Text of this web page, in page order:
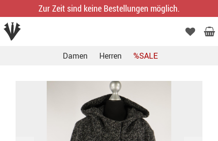
Zur Zeit sind keine Bestellungen möglich.
Damen Herren %SALE